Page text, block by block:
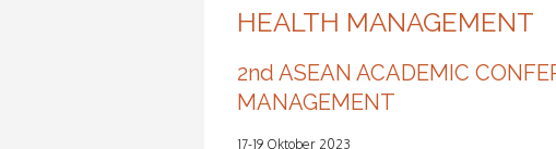
HEALTH MANAGEMENT
2nd ASEAN ACADEMIC
MANAGEMENT
17-19 Oktober 2023